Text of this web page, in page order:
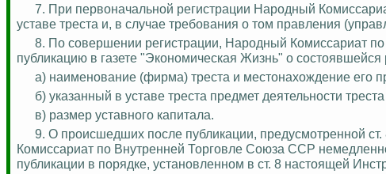
7. При первоначальной регистрации Народный
уставе треста и, в случае требования о том правления
8. По совершении регистрации, Народный Комиссариат
публикацию в газете "Экономическая Жизнь" о
а) наименование (фирма) треста и местонахождение его
б) указанный в уставе треста предмет деятельности
в) размер уставного капитала.
9. О происшедших после публикации, предусмотренной
Комиссариат по Внутренней Торговле Союза ССР
публикации в порядке, установленном в ст. 8 настоящей